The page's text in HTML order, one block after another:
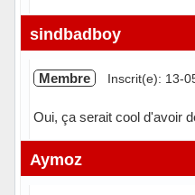
Hors ligne
sindbadboy
Membre Inscrit(e): 13-
Oui, ça serait cool d'avoir
Hors ligne
Aymoz